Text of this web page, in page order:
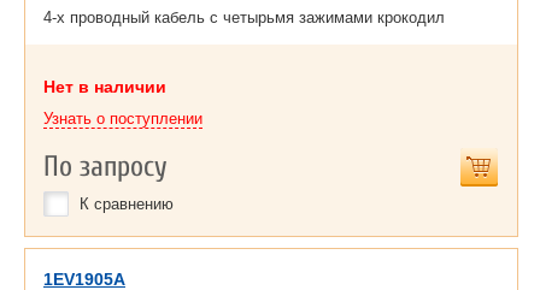
4-х проводный кабель с четырьмя зажимами крокодил
Нет в наличии
Узнать о поступлении
По запросу
К сравнению
1EV1905A